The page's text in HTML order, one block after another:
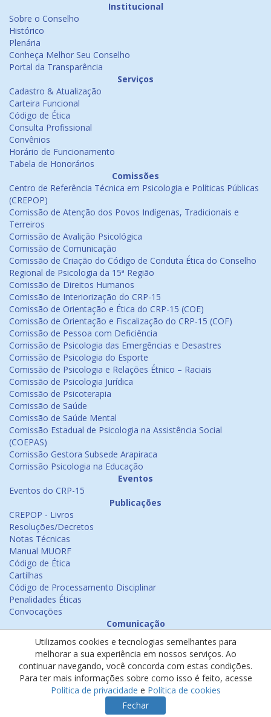
Institucional
Sobre o Conselho
Histórico
Plenária
Conheça Melhor Seu Conselho
Portal da Transparência
Serviços
Cadastro & Atualização
Carteira Funcional
Código de Ética
Consulta Profissional
Convênios
Horário de Funcionamento
Tabela de Honorários
Comissões
Centro de Referência Técnica em Psicologia e Políticas Públicas
(CREPOP)
Comissão de Atenção dos Povos Indígenas, Tradicionais e
Terreiros
Comissão de Avalição Psicológica
Comissão de Comunicação
Comissão de Criação do Código de Conduta Ética do Conselho
Regional de Psicologia da 15ª Região
Comissão de Direitos Humanos
Comissão de Interiorização do CRP-15
Comissão de Orientação e Ética do CRP-15 (COE)
Comissão de Orientação e Fiscalização do CRP-15 (COF)
Comissão de Pessoa com Deficiência
Comissão de Psicologia das Emergências e Desastres
Comissão de Psicologia do Esporte
Comissão de Psicologia e Relações Étnico – Raciais
Comissão de Psicologia Jurídica
Comissão de Psicoterapia
Comissão de Saúde
Comissão de Saúde Mental
Comissão Estadual de Psicologia na Assistência Social
(COEPAS)
Comissão Gestora Subsede Arapiraca
Comissão Psicologia na Educação
Eventos
Eventos do CRP-15
Publicações
CREPOP - Livros
Resoluções/Decretos
Notas Técnicas
Manual MUORF
Código de Ética
Cartilhas
Código de Processamento Disciplinar
Penalidades Éticas
Convocações
Comunicação
Emissão de Certificados
Psicologia na Mídia
Ouvidoria
Política de cookies
Política de privacidade
Utilizamos cookies e tecnologias semelhantes para
melhorar a sua experiência em nossos serviços. Ao
continuar navegando, você concorda com estas condições.
Para ter mais informações sobre como isso é feito, acesse
Política de privacidade e Política de cookies
Fechar